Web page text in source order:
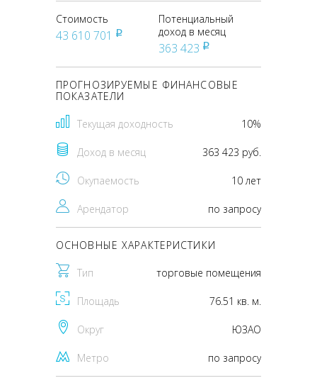
Стоимость
43 610 701 pуб
Потенциальный
доход в месяц
363 423 pуб
ПРОГНОЗИРУЕМЫЕ ФИНАНСОВЫЕ
ПОКАЗАТЕЛИ
Текущая доходность 10%
Доход в месяц 363 423 руб.
Окупаемость 10 лет
Арендатор по запросу
ОСНОВНЫЕ ХАРАКТЕРИСТИКИ
Тип торговые помещения
Площадь 76.51 кв. м.
Округ ЮЗАО
Метро по запросу